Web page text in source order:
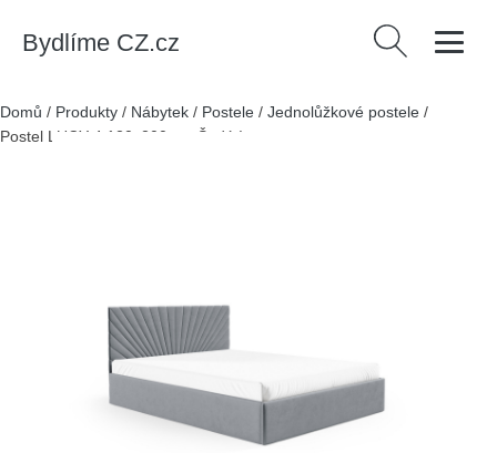
Bydlíme CZ.cz Vyhledávání
Domů / Produkty / Nábytek / Postele / Jednolůžkové postele /
Postel LUCY 4 120x200 cm Šedá I